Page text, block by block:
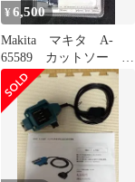
¥6,500
Makita マキタ A-
65589 カットソー
TMA061HM